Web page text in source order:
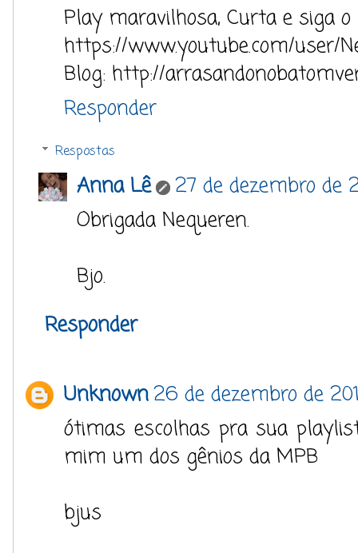
Play maravilhosa, Curta e siga
https://www.youtube.com/user/
Blog: http://
Responder
Respostas
Anna Lê
27 de dezembro de
Obrigada Nequeren.
Bjo.
Responder
Unknown26 de dezembro de
ótimas escolhas pra sua
mim um dos gênios da MPB
bjus